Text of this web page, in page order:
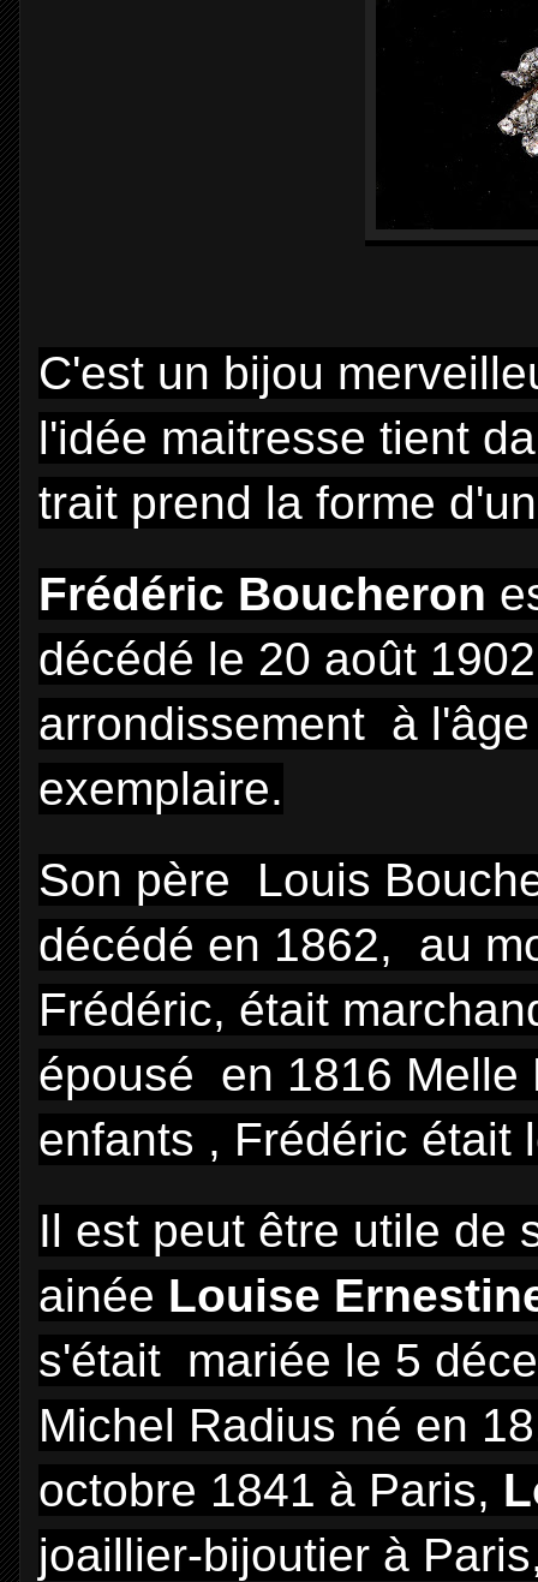
C'est un bijou
l'idée maitresse tient
trait prend la forme
Frédéric Boucheron
décédé le 20 août
arrondissement à
exemplaire.
Son père Louis
décédé en 1862, au
Frédéric, était
épousé en 1816 Melle
enfants , Frédéric était
Il est peut être utile
ainée Louise
s'était mariée le 5
Michel Radius né en
octobre 1841 à Paris,
joaillier-bijoutier à